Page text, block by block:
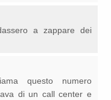
a zappare dei
questo numero
di un call center e